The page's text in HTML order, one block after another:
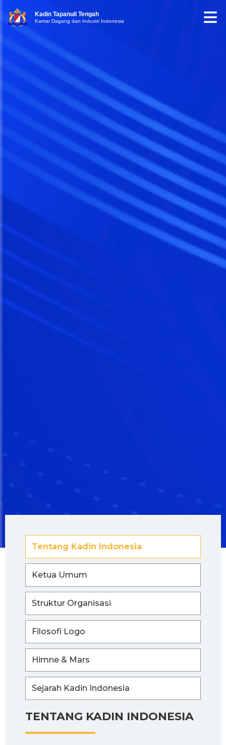
Kadin Tapanuli Tengah
Kamar Dagang dan Industri Indonesia
TENTANG KADIN INDONESIA
Tentang Kadin Indonesia
Ketua Umum
Struktur Organisasi
Filosofi Logo
Himne & Mars
Sejarah Kadin Indonesia